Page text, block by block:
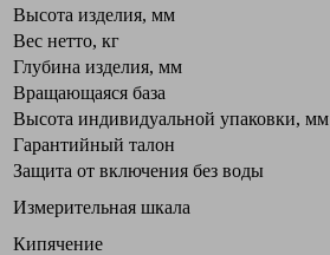
Высота изделия, мм
Вес нетто, кг
Глубина изделия, мм
Вращающаяся база
Высота индивидуальной упаковки, мм
Гарантийный талон
Защита от включения без воды
Измерительная шкала
Кипячение